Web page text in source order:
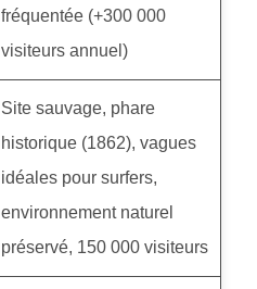
fréquentée (+300 000
visiteurs annuel)
Site sauvage, phare
historique (1862), vagues
idéales pour surfers,
environnement naturel
préservé, 150 000 visiteurs